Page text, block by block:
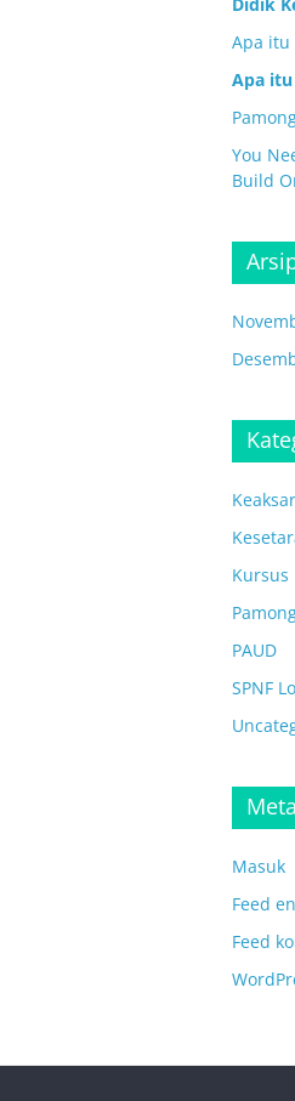
Apa itu
Apa itu
You
Build
Kursus
PAUD
SPNF
Meta
Masuk
Feed
Feed